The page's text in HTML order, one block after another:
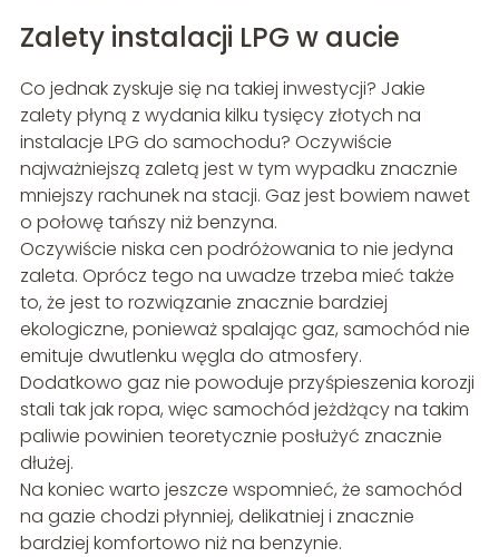
Zalety instalacji LPG w aucie
Co jednak zyskuje się na takiej inwestycji? Jakie
zalety płyną z wydania kilku tysięcy złotych na
instalacje LPG do samochodu? Oczywiście
najważniejszą zaletą jest w tym wypadku znacznie
mniejszy rachunek na stacji. Gaz jest bowiem nawet
o połowę tańszy niż benzyna.
Oczywiście niska cen podróżowania to nie jedyna
zaleta. Oprócz tego na uwadze trzeba mieć także
to, że jest to rozwiązanie znacznie bardziej
ekologiczne, ponieważ spalając gaz, samochód nie
emituje dwutlenku węgla do atmosfery.
Dodatkowo gaz nie powoduje przyśpieszenia korozji
stali tak jak ropa, więc samochód jeżdżący na takim
paliwie powinien teoretycznie posłużyć znacznie
dłużej.
Na koniec warto jeszcze wspomnieć, że samochód
na gazie chodzi płynniej, delikatniej i znacznie
bardziej komfortowo niż na benzynie.